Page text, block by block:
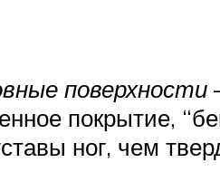
поверхности
покрытие,
ног, чем